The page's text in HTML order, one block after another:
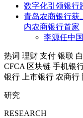
数字化引领银行
青岛农商银行获
内农商银行首家
李源任中
热词 理财 支付 银联
CFCA 区块链 手机银
银行
上市银行 农商行
研究
RESEARCH